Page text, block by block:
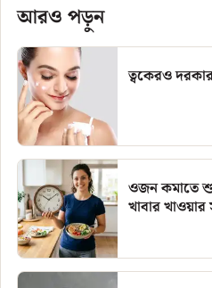
আরও পড়ুন
ত্বকেরও
ওজন কমাতে
খাবার